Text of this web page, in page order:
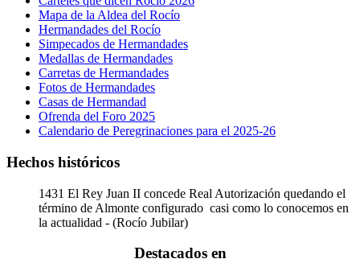
Mapa de la Aldea del Rocío
Hermandades del Rocío
Simpecados de Hermandades
Medallas de Hermandades
Carretas de Hermandades
Fotos de Hermandades
Casas de Hermandad
Ofrenda del Foro 2025
Calendario de Peregrinaciones para el 2025-26
Hechos históricos
1431 El Rey Juan II concede Real Autorización quedando el
término de Almonte configurado casi como lo conocemos en
la actualidad - (Rocío Jubilar)
Destacados en